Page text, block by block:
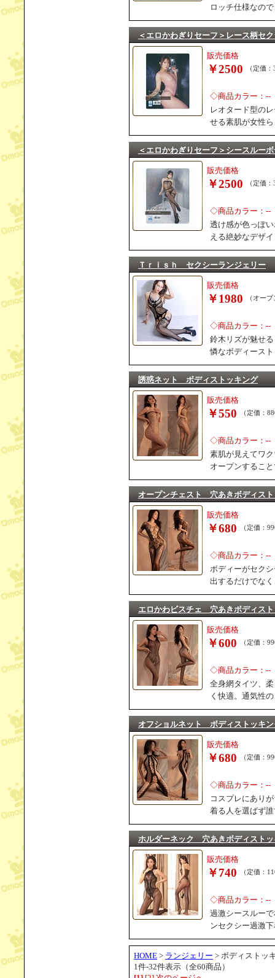
ロッチ仕様なの
＜エロかわぎりセーフ＞レース柄セ
販売価格
￥2500 （定価
◇商品カラー：--
レオタード型の
せる素肌が女性
＜エロかわぎりセーフ＞シースルー
販売価格
￥2500 （定価
◇商品カラー：--
透け感が色っぽ
える絶妙なデザ
Ｔｒｉｓｈ セクシーランジェリー
販売価格
￥1980 （オー
◇商品カラー：--
鈴木リズが魅せ
憐なボディース
誘惑ネット ボディストッキング
販売価格
￥550 （定価：
◇商品カラー：--
素肌が見えてワ
オープンするこ
オープンチェスト 穴あきボディスト
販売価格
￥680 （定価：
◇商品カラー：--
ボディーがセク
出するだけでな
エロかわビスチェ 穴あきボディスト
販売価格
￥600 （定価：
◇商品カラー：--
全身網タイツ、
く快適。通気性
オフショルネット ボディストッキン
販売価格
￥680 （定価：
◇商品カラー：--
コスプレにあり
着る人を選ばず
ホルダーネック 穴あきボディストッ
販売価格
￥740 （定価：
◇商品カラー：--
過激シースルー
ンセクシー過激
HOME > ランジェリー > ボディストッ
1件-32件表示（全60商品）